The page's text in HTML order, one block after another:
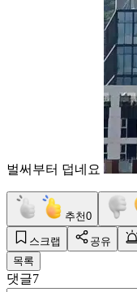
벌써부터 덥네요
추천0
스크랩 공유
목록
댓글7